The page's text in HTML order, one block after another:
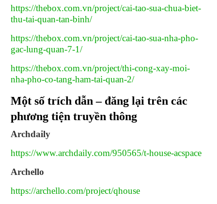
https://thebox.com.vn/project/cai-tao-sua-chua-biet-
thu-tai-quan-tan-binh/
https://thebox.com.vn/project/cai-tao-sua-nha-pho-
gac-lung-quan-7-1/
https://thebox.com.vn/project/thi-cong-xay-moi-
nha-pho-co-tang-ham-tai-quan-2/
Một số trích dẫn – đăng lại trên các
phương tiện truyền thông
Archdaily
https://www.archdaily.com/950565/t-house-acspace
Archello
https://archello.com/project/qhouse